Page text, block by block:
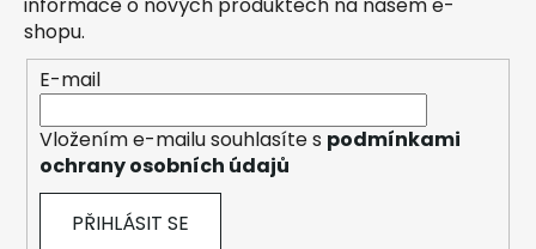
shopu.
E-mail
Vložením e-mailu souhlasíte s podmínkami
ochrany osobních údajů
PŘIHLÁSIT SE